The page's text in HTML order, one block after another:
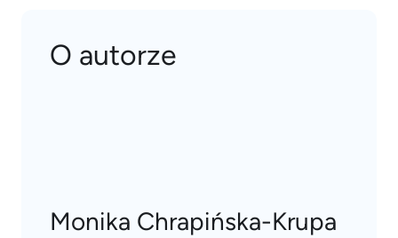
O autorze
Monika Chrapińska-Krupa